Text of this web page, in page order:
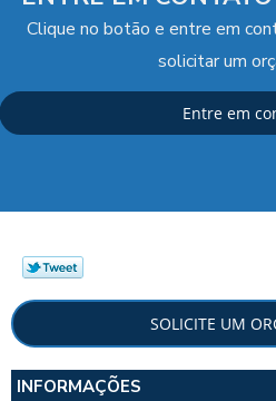
Clique no botão e entre em
solicitar um
Entre em
SOLICITE UM
INFORMAÇÕES